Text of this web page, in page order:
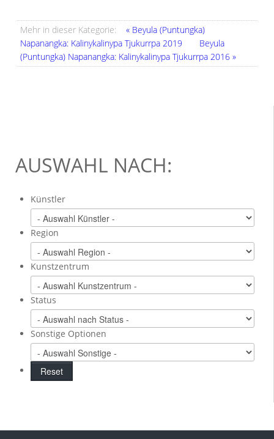
Mehr in dieser Kategorie:
« Beyula (Puntungka)
Napanangka: Kalinykalinypa Tjukurrpa 2019
Beyula
(Puntungka) Napanangka: Kalinykalinypa Tjukurrpa 2016 »
AUSWAHL NACH:
Künstler
Region
Kunstzentrum
Status
Sonstige Optionen